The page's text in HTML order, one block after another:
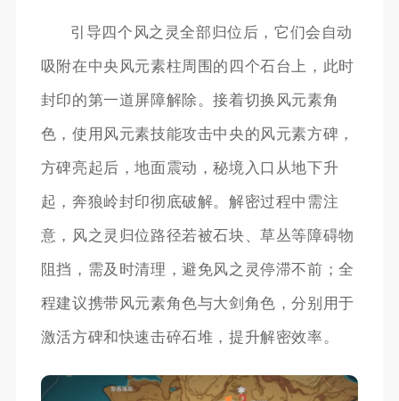
引导四个风之灵全部归位后，它们会自动
吸附在中央风元素柱周围的四个石台上，此时
封印的第一道屏障解除。接着切换风元素角
色，使用风元素技能攻击中央的风元素方碑，
方碑亮起后，地面震动，秘境入口从地下升
起，奔狼岭封印彻底破解。解密过程中需注
意，风之灵归位路径若被石块、草丛等障碍物
阻挡，需及时清理，避免风之灵停滞不前；全
程建议携带风元素角色与大剑角色，分别用于
激活方碑和快速击碎石堆，提升解密效率。